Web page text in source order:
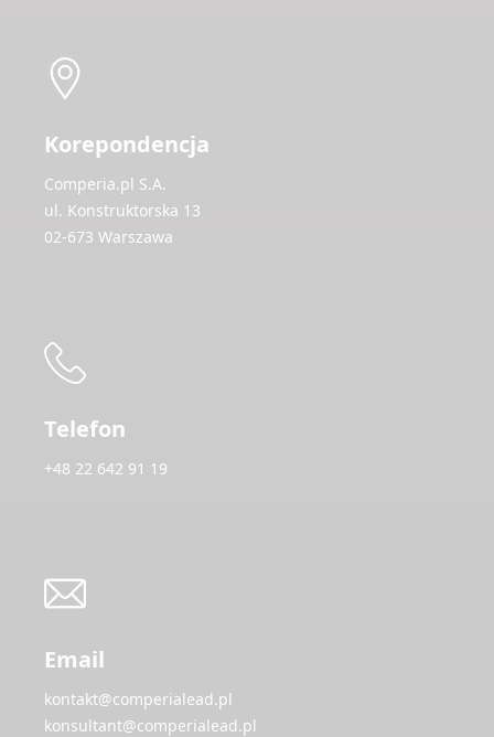
Korepondencja
Comperia.pl S.A.
ul. Konstruktorska 13
02-673 Warszawa
Telefon
+48 22 642 91 19
Email
kontakt@comperialead.pl
konsultant@comperialead.pl